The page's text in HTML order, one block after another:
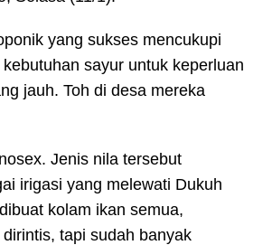
yang sukses mencukupi
sayur untuk keperluan
jauh. Toh di desa mereka
Jenis nila tersebut
irigasi yang melewati Dukuh
kolam ikan semua,
tapi sudah banyak